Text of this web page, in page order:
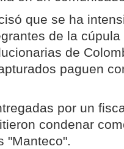
que se ha
de la
de
paguen
por un
condenar
"Manteco".